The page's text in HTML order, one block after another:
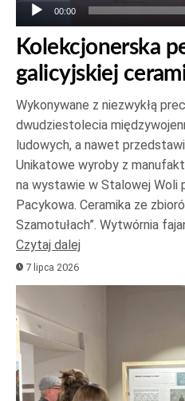
00:00
Kolekcjonerska
galicyjskiej
Wykonywane z niezwykłą
dwudziestolecia
ludowych, a nawet
Unikatowe wyroby z
na wystawie w Stalowej Woli
Pacykowa. Ceramika ze
Szamotułach”. Wytwórnia
Czytaj dalej
7 lipca 2026
plików
dźwiękowych